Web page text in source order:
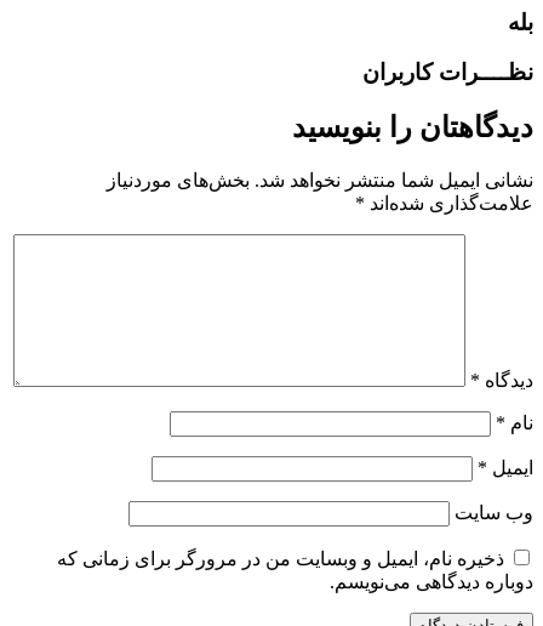
بله
نظــــرات کاربران
دیدگاهتان را بنویسید
نشانی ایمیل شما منتشر نخواهد شد. بخش‌های موردنیاز
علامت‌گذاری شده‌اند *
دیدگاه *
نام *
ایمیل *
وب‌ سایت
ذخیره نام، ایمیل و وبسایت من در مرورگر برای زمانی که
دوباره دیدگاهی می‌نویسم.